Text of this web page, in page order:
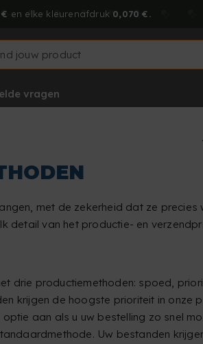
en elke kleurenafdruk 0,070 €.
vragen
met de zekerheid dat ze
detail van het productie- en
drie productiemethoden: spoed,
krijgen de hoogste prioriteit in
aan als u uw bestelling zo snel
Uw bestanden